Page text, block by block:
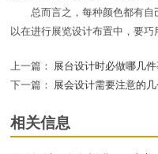
总而言之，每种颜色都有自
以在进行展览设计布置中，要巧
上一篇：
展台设计时必做哪几
下一篇：
展会设计需要注意的几
相关信息